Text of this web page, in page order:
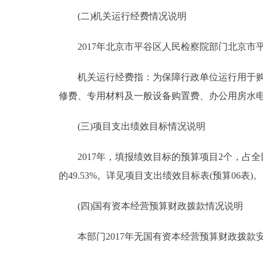
(二)机关运行经费情况说明
2017年北京市平谷区人民检察院部门北京市平
机关运行经费指：为保障行政单位运行用于购
修费、专用材料及一般设备购置费、办公用房水
(三)项目支出绩效目标情况说明
2017年，填报绩效目标的预算项目2个，占全
的49.53%。详见项目支出绩效目标表(预算06表)。
(四)国有资本经营预算财政拨款情况说明
本部门2017年无国有资本经营预算财政拨款